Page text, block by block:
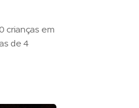
crianças em
de 4